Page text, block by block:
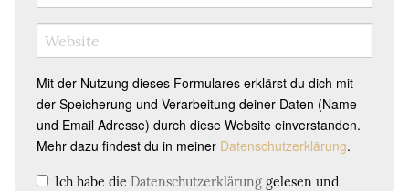
Mit der Nutzung dieses Formulares erklärst du dich mit
der Speicherung und Verarbeitung deiner Daten (Name
und Email Adresse) durch diese Website einverstanden.
Mehr dazu findest du in meiner Datenschutzerklärung.
Ich habe die Datenschutzerklärung gelesen und